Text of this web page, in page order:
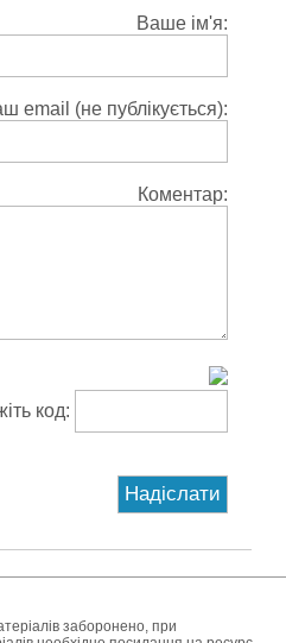
Ваше ім'я:
email (не публікується):
Коментар:
код:
заборонено, при